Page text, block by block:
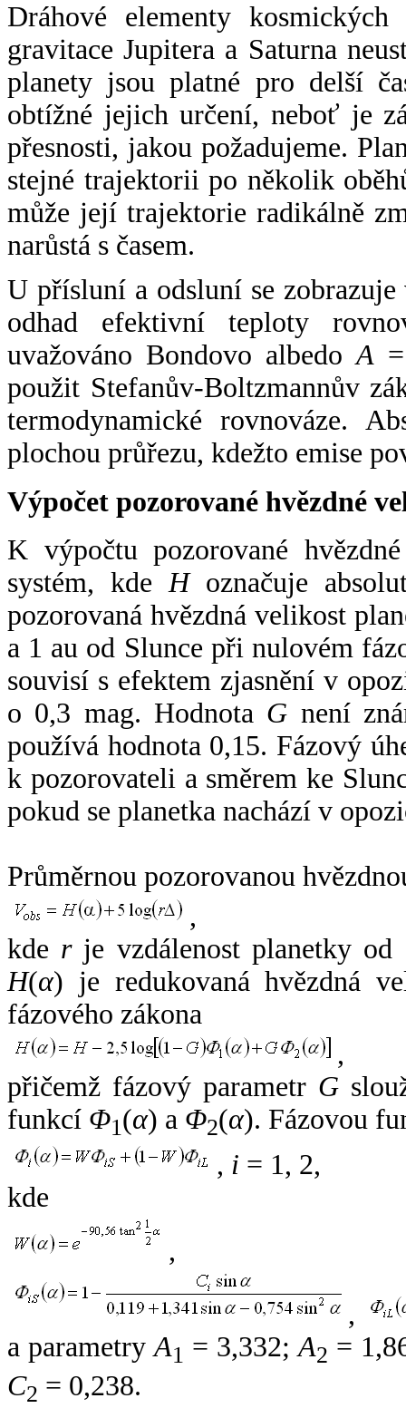
Dráhové elementy
gravitace Jupitera a Saturna
planety jsou platné pro delší
obtížné jejich určení, neboť je
přesnosti, jakou požadujeme.
stejné trajektorii po několik
může její trajektorie radikálně
narůstá s časem.
U přísluní a odsluní se
odhad efektivní teploty
uvažováno Bondovo albedoA
použit Stefanův-Boltzmannův
termodynamické rovnováze.
plochou průřezu, kdežto emise
Výpočet pozorované hvězdné
K výpočtu pozorované
systém, kde Hoznačuje
pozorovaná hvězdná velikost
a 1 au od Slunce při nulovém
souvisí s efektem zjasnění v
o 0,3 mag. Hodnota G není
používá hodnota 0,15. Fázový
k pozorovateli a směrem ke
pokud se planetka nachází v
Průměrnou pozorovanou
,
kde rje vzdálenost planetky od
H(α) je redukovaná hvězdná
fázového zákona
,
přičemž fázový parametr G
funkcí Φ1(α) a Φ2(α). Fázovou
, i = 1, 2,
kde
,
,
a parametryA1 = 3,332;A2 =
C2 = 0,238.